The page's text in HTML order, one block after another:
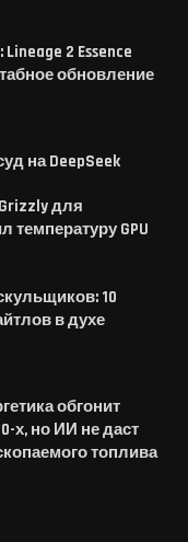
2 Essence
обновление
на DeepSeek
для
температуру GPU
10
в духе
обгонит
х, но ИИ не даст
топлива